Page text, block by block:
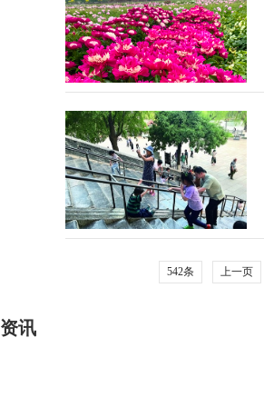
542条 上一页
资讯